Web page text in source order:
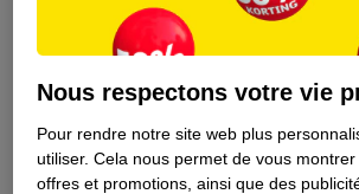
Nous respectons votre vie
Pour rendre notre site web plus
utiliser. Cela nous permet de vous
offres et promotions, ainsi que des